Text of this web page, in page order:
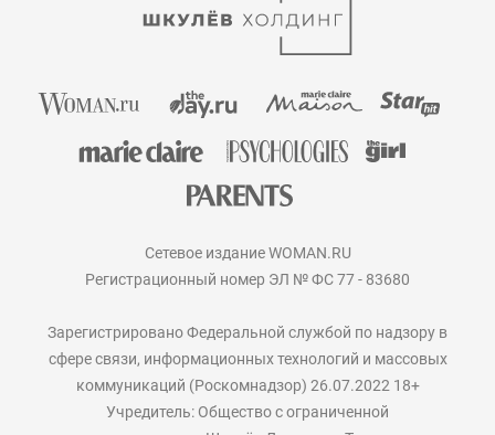
Сетевое издание WOMAN.RU
Регистрационный номер ЭЛ № ФС 77 - 83680
Зарегистрировано Федеральной службой по надзору в
сфере связи, информационных технологий и массовых
коммуникаций (Роскомнадзор) 26.07.2022 18+
Учредитель: Общество с ограниченной